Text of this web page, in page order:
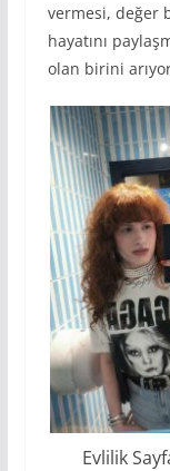
vermesi, değer
hayatını
olan birini
Evlilik